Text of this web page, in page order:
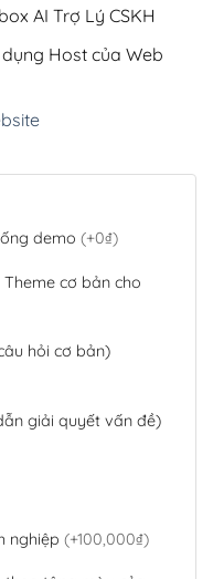
AI Trợ Lý CSKH
Host của Web
demo (+0₫)
cơ bản cho
hỏi cơ bản)
giải quyết vấn đề)
nghiệp (+100,000₫)